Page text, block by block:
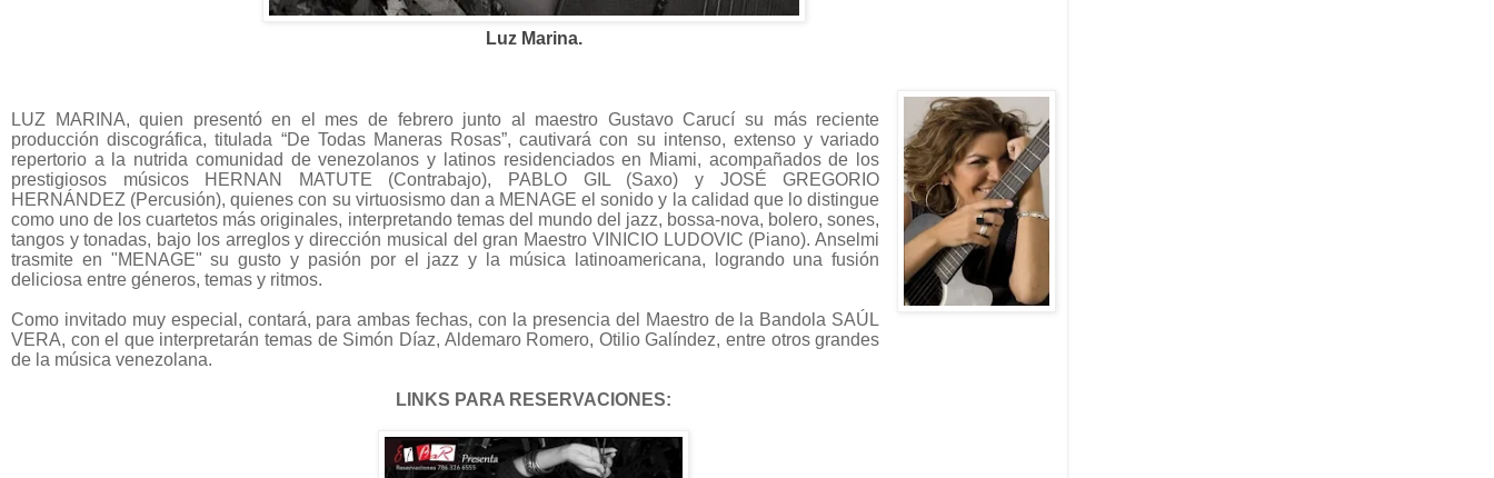
Luz Marina.
LUZ MARINA, quien presentó en el mes de febrero junto al maestro Gustavo Carucí su más reciente
producción discográfica, titulada “De Todas Maneras Rosas”, cautivará con su intenso, extenso y variado
repertorio a la nutrida comunidad de venezolanos y latinos residenciados en Miami, acompañados de los
prestigiosos músicos HERNAN MATUTE (Contrabajo), PABLO GIL (Saxo) y JOSÉ GREGORIO
HERNÁNDEZ (Percusión), quienes con su virtuosismo dan a MENAGE el sonido y la calidad que lo distingue
como uno de los cuartetos más originales, interpretando temas del mundo del jazz, bossa-nova, bolero, sones,
tangos y tonadas, bajo los arreglos y dirección musical del gran Maestro VINICIO LUDOVIC (Piano). Anselmi
trasmite en "MENAGE" su gusto y pasión por el jazz y la música latinoamericana, logrando una fusión
deliciosa entre géneros, temas y ritmos.
Como invitado muy especial, contará, para ambas fechas, con la presencia del Maestro de la Bandola SAÚL
VERA, con el que interpretarán temas de Simón Díaz, Aldemaro Romero, Otilio Galíndez, entre otros grandes
de la música venezolana.
LINKS PARA RESERVACIONES: